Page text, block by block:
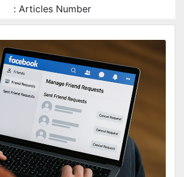
Articles Number :